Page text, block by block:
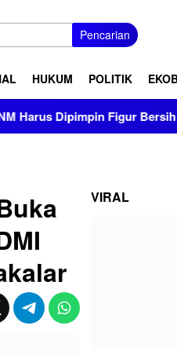
Pencarian
HUKUM POLITIK
Dipimpin Figur Bersih dan
VIRAL